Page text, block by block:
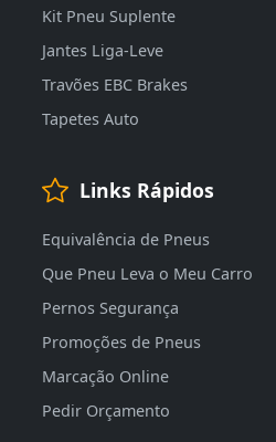
Kit Pneu Suplente
Jantes Liga-Leve
Travões EBC Brakes
Tapetes Auto
Links Rápidos
Equivalência de Pneus
Que Pneu Leva o Meu Carro
Pernos Segurança
Promoções de Pneus
Marcação Online
Pedir Orçamento